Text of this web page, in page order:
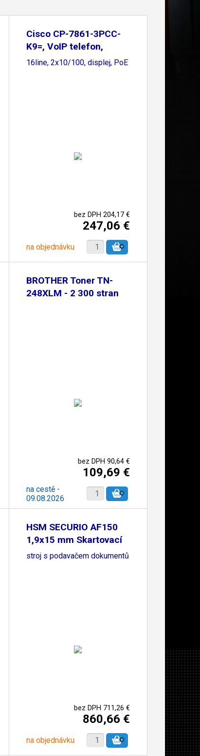
Cisco CP-7861-3PCC-
K9=, VoIP telefon,
16line, 2x10/100, displej, PoE
bez DPH 204,17 €
247,06 €
na objednávku
BROTHER Toner TN-
248XLM - 2 300 stran
bez DPH 90,64 €
109,69 €
na cestě -
09.08.2026
HSM SECURIO AF150
1,9x15 mm Skartovací
stroj s podavačem dokumentů
bez DPH 711,26 €
860,66 €
na objednávku